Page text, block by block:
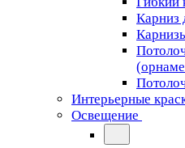
Карниз
Интерьерные
Освещение